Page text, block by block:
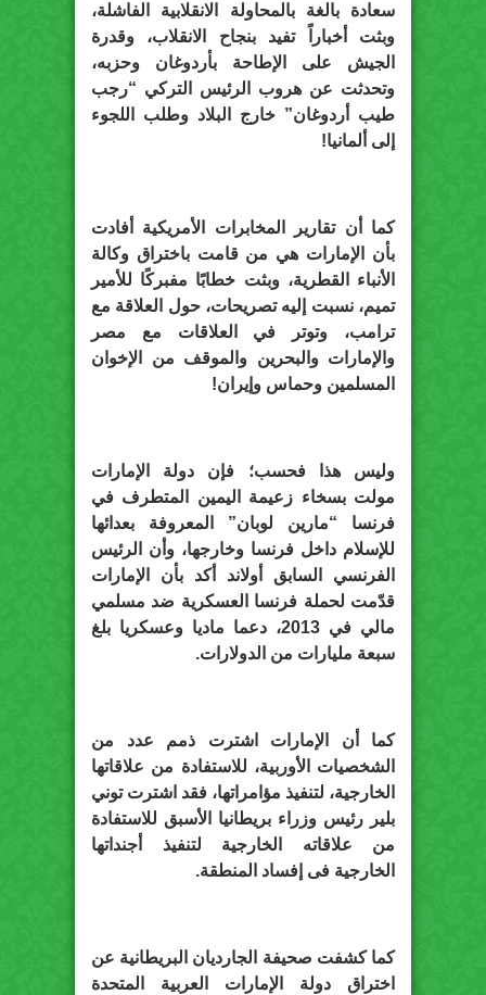
سعادة بالغة بالمحاولة الانقلابية الفاشلة،
وبثت أخباراً تفيد بنجاح الانقلاب، وقدرة
الجيش على الإطاحة بأردوغان وحزبه،
وتحدثت عن هروب الرئيس التركي “رجب
طيب أردوغان” خارج البلاد وطلب اللجوء
إلى ألمانيا!
كما أن تقارير المخابرات الأمريكية أفادت
بأن الإمارات هي من قامت باختراق وكالة
الأنباء القطرية، وبثت خطابًا مفبركًا للأمير
تميم، نسبت إليه تصريحات، حول العلاقة مع
ترامب، وتوتر في العلاقات مع مصر
والإمارات والبحرين والموقف من الإخوان
المسلمين وحماس وإيران!
وليس هذا فحسب؛ فإن دولة الإمارات
مولت بسخاء زعيمة اليمين المتطرف في
فرنسا “مارين لوبان” المعروفة بعدائها
للإسلام داخل فرنسا وخارجها، وأن الرئيس
الفرنسي السابق أولاند أكد بأن الإمارات
قدّمت لحملة فرنسا العسكرية ضد مسلمي
مالي في 2013، دعما ماديا وعسكريا بلغ
سبعة مليارات من الدولارات.
كما أن الإمارات اشترت ذمم عدد من
الشخصيات الأوربية، للاستفادة من علاقاتها
الخارجية، لتنفيذ مؤامراتها، فقد اشترت توني
بلير رئيس وزراء بريطانيا الأسبق للاستفادة
من علاقاته الخارجية لتنفيذ أجنداتها
الخارجية فى إفساد المنطقة.
كما كشفت صحيفة الجارديان البريطانية عن
اختراق دولة الإمارات العربية المتحدة